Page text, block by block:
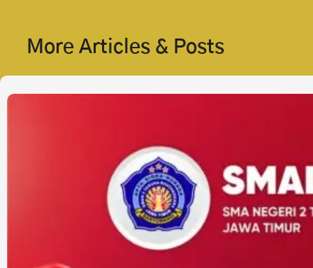
More Articles & Posts